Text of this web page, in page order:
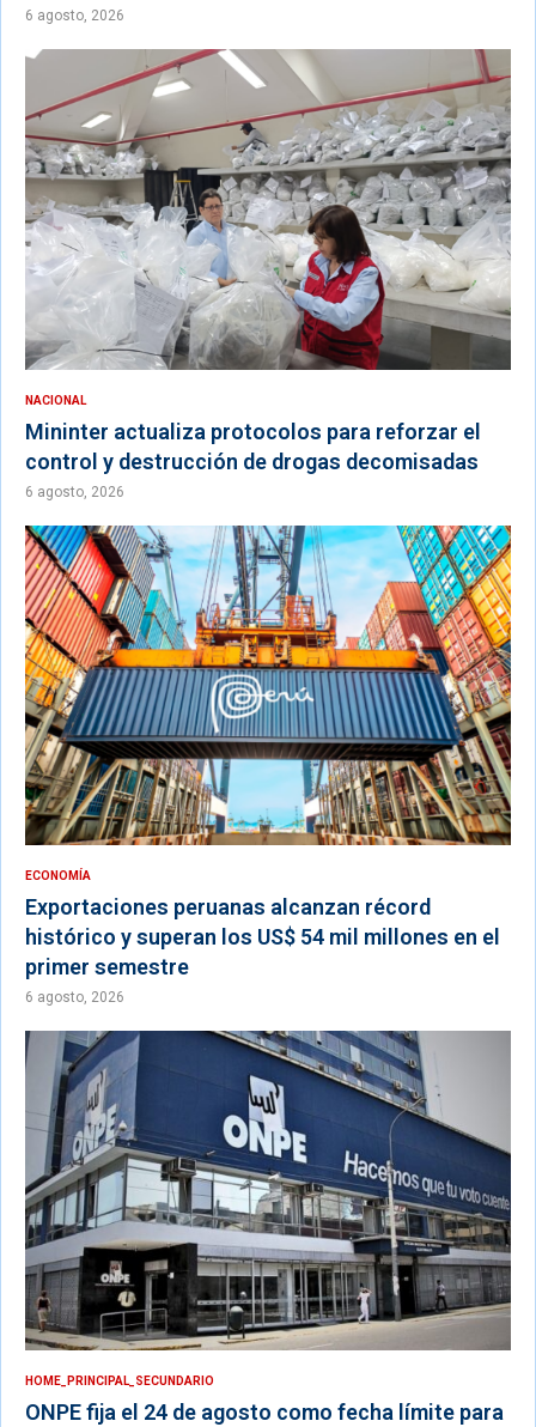
6 agosto, 2026
NACIONAL
Mininter actualiza protocolos para reforzar el
control y destrucción de drogas decomisadas
6 agosto, 2026
ECONOMÍA
Exportaciones peruanas alcanzan récord
histórico y superan los US$ 54 mil millones en el
primer semestre
6 agosto, 2026
HOME_PRINCIPAL_SECUNDARIO
ONPE fija el 24 de agosto como fecha límite para